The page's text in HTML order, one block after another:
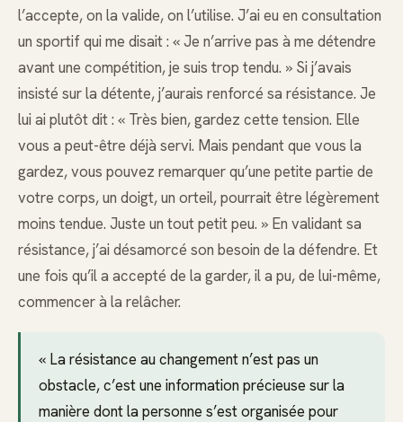
l’accepte, on la valide, on l’utilise. J’ai eu en consultation
un sportif qui me disait : « Je n’arrive pas à me détendre
avant une compétition, je suis trop tendu. » Si j’avais
insisté sur la détente, j’aurais renforcé sa résistance. Je
lui ai plutôt dit : « Très bien, gardez cette tension. Elle
vous a peut-être déjà servi. Mais pendant que vous la
gardez, vous pouvez remarquer qu’une petite partie de
votre corps, un doigt, un orteil, pourrait être légèrement
moins tendue. Juste un tout petit peu. » En validant sa
résistance, j’ai désamorcé son besoin de la défendre. Et
une fois qu’il a accepté de la garder, il a pu, de lui-même,
commencer à la relâcher.
« La résistance au changement n’est pas un
obstacle, c’est une information précieuse sur la
manière dont la personne s’est organisée pour